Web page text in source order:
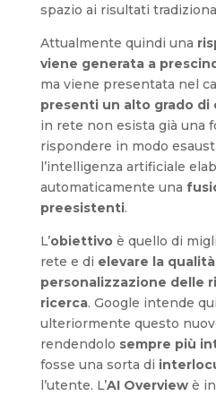
spazio ai risultati
Attualmente quindi una
viene generata a
ma viene presentata nel
presenti un alto grado di
in rete non esista già una
rispondere in modo
l’intelligenza artificiale
automaticamente una
preesistenti.
L’obiettivoè quello di
rete e di elevare la
personalizzazione delle
ricerca. Google intende
ulteriormente questo
rendendolo sempre più
fosse una sorta di
l’utente. L’AI Overview è